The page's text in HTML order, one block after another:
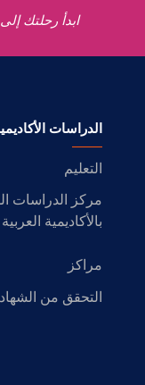
ابدأ رحلتك
الدراسات
التعليم
مركز الدراسات
بالأكاديمية العربية
مراكز
التحقق من